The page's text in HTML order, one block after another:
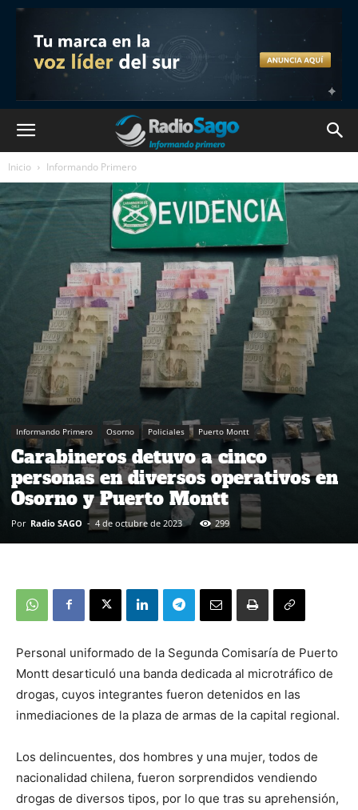
Inicio Informando Primero
Informando Primero Osorno Policiales Puerto Montt
Carabineros detuvo a cinco
personas en diversos operativos en
Osorno y Puerto Montt
Por Radio SAGO - 4 de octubre de 2023 299
Personal uniformado de la Segunda Comisaría de Puerto
Montt desarticuló una banda dedicada al microtráfico de
drogas, cuyos integrantes fueron detenidos en las
inmediaciones de la plaza de armas de la capital regional.
Los delincuentes, dos hombres y una mujer, todos de
nacionalidad chilena, fueron sorprendidos vendiendo
drogas de diversos tipos, por lo que tras su aprehensión,